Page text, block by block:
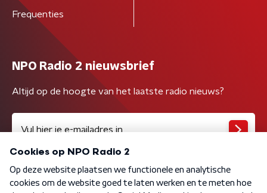
Frequenties
NPO Radio 2 nieuwsbrief
Altijd op de hoogte van het laatste radio nieuws?